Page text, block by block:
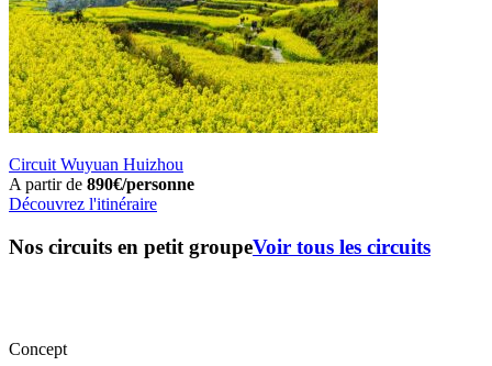
Circuit Wuyuan Huizhou
A partir de 890€/personne
Découvrez l'itinéraire
Nos circuits en petit groupeVoir tous les circuits
Concept